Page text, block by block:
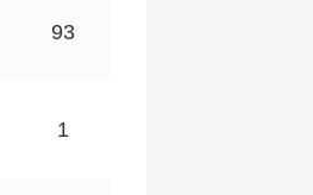
93
1